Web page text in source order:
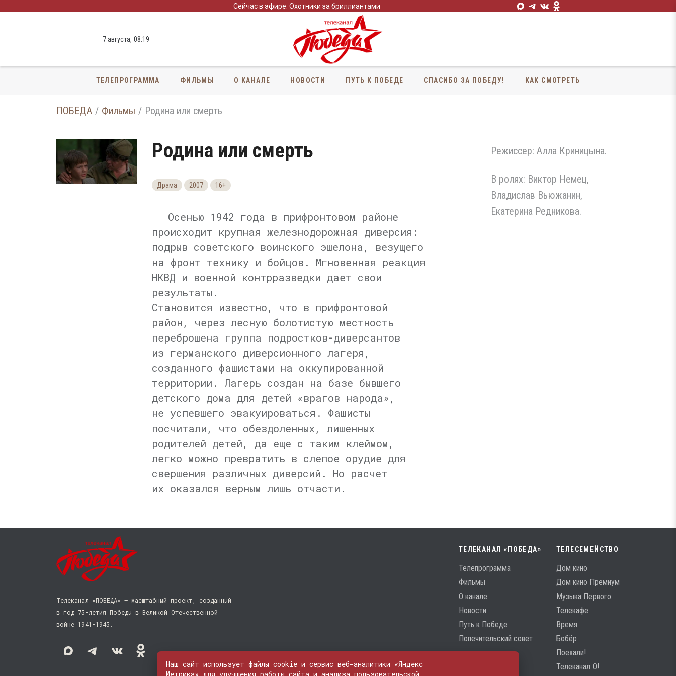
Сейчас в эфире: Охотники за бриллиантами
7 августа, 08:19
ТЕЛЕПРОГРАММА ФИЛЬМЫ О КАНАЛЕ НОВОСТИ ПУТЬ К ПОБЕДЕ СПАСИБО ЗА ПОБЕДУ! КАК СМОТРЕТЬ
ПОБЕДА Фильмы Родина или смерть
Родина или смерть
Драма 2007 16+
Осенью 1942 года в прифронтовом районе
происходит крупная железнодорожная диверсия:
подрыв советского воинского эшелона, везущего
на фронт технику и бойцов. Мгновенная реакция
НКВД и военной контрразведки дает свои
результаты.
Становится известно, что в прифронтовой
район, через лесную болотистую местность
переброшена группа подростков-диверсантов
из германского диверсионного лагеря,
созданного фашистами на оккупированной
территории. Лагерь создан на базе бывшего
детского дома для детей «врагов народа»,
не успевшего эвакуироваться. Фашисты
посчитали, что обездоленных, лишенных
родителей детей, да еще с таким клеймом,
легко можно превратить в слепое орудие для
свершения различных диверсий. Но расчет
их оказался верным лишь отчасти.
Режиссер: Алла Криницына.
В ролях: Виктор Немец,
Владислав Вьюжанин,
Екатерина Редникова.
Телеканал «ПОБЕДА» — масштабный проект, созданный
в год 75-летия Победы в Великой Отечественной
войне 1941−1945.
ТЕЛЕКАНАЛ «ПОБЕДА»
Телепрограмма
Фильмы
О канале
Новости
Путь к Победе
Попечительский совет
ТЕЛЕСЕМЕЙСТВО
Дом кино
Дом кино Премиум
Музыка Первого
Телекафе
Время
Бобёр
Поехали!
Телеканал О!
Наш сайт использует файлы cookie и сервис веб-аналитики «Яндекс